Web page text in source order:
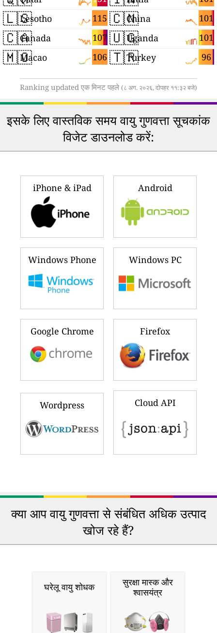
🇱🇸 115
Lesotho
🇨🇦 107
Canada
🇲🇴 106
Macao
🇨🇳 101
China
🇺🇬 101
Uganda
🇹🇷 96
Turkey
Ranking updated एक मिनट पहले (८ अग. २०२६, दोपहर ११:३२ बजे)
इसके लिए वास्तविक समय वायु गुणवत्ता सूचकांक
विजेट डाउनलोड करें:
iPhone & iPad Android
Windows Phone Windows PC
Google Chrome Firefox
Wordpress Cloud API
क्या आप वायु गुणवत्ता से संबंधित अधिक उत्पाद
खोज रहे हैं?
घरेलू वायु शोधक
सुरक्षा मास्क और
श्वासयंत्र